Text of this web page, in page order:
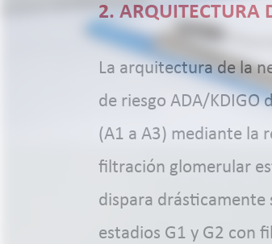
2. ARQUITECTURA
La arquitectura de la
de riesgo ADA/KDIGO
(A1 a A3) mediante la
filtración glomerular
dispara drásticamente
estadios G1 y G2 con